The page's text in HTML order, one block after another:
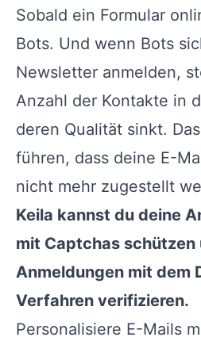
Sobald ein Formular
Bots. Und wenn Bots
Newsletter anmelden,
Anzahl der Kontakte in
deren Qualität sinkt.
führen, dass deine E-
nicht mehr zugestellt
Keila kannst du deine
mit Captchas schützen
Anmeldungen mit dem
Verfahren verifizieren.
Personalisiere E-Mails